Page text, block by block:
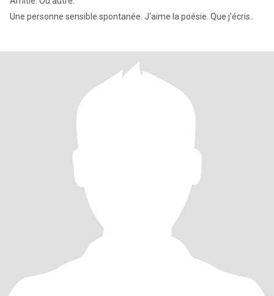
Une personne sensible spontanée. J'aime la poésie. Que j'écris..